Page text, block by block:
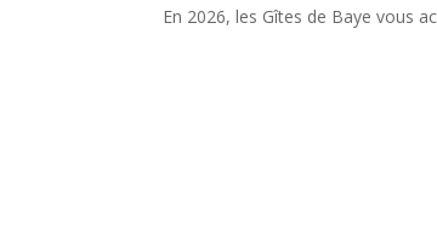
En 2026, les Gîtes de Baye vous